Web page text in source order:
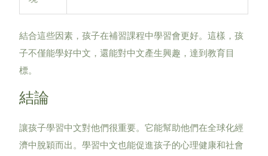
結合這些因素，孩子在補習課程中學習會更好。這樣，孩
子不僅能學好中文，還能對中文產生興趣，達到教育目
標。
結論
讓孩子學習中文對他們很重要。它能幫助他們在全球化經
濟中脫穎而出。學習中文也能促進孩子的心理健康和社會